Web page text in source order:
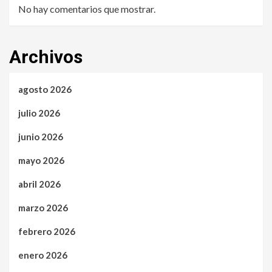
No hay comentarios que mostrar.
Archivos
agosto 2026
julio 2026
junio 2026
mayo 2026
abril 2026
marzo 2026
febrero 2026
enero 2026